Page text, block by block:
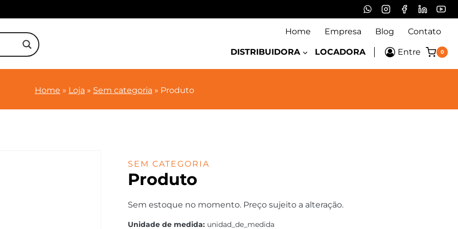
Home Empresa Blog Contato
DISTRIBUIDORA LOCADORA Entre 0
Home » Loja » Sem categoria » Produto
SEM CATEGORIA
Produto
Sem estoque no momento. Preço sujeito a alteração.
Unidade de medida:unidad_de_medida